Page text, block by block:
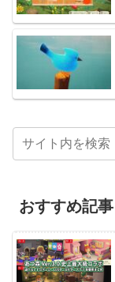
おすすめ記事